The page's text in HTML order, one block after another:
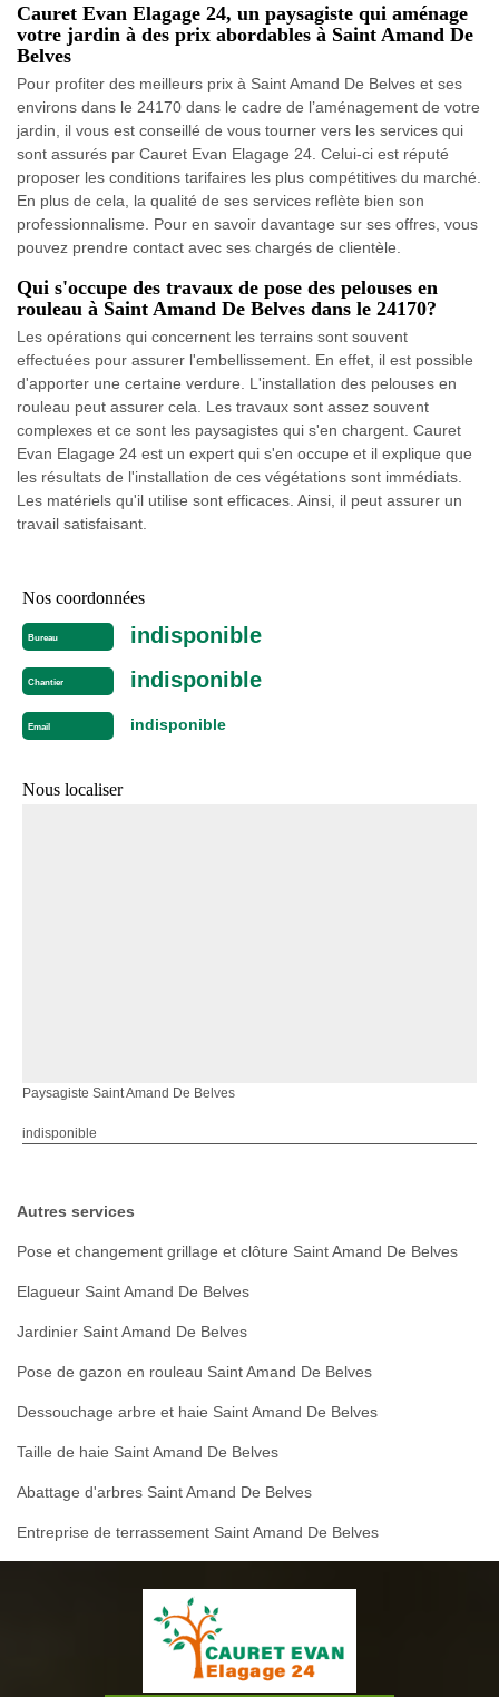
Cauret Evan Elagage 24, un paysagiste qui aménage
votre jardin à des prix abordables à Saint Amand De
Belves
Pour profiter des meilleurs prix à Saint Amand De Belves et ses
environs dans le 24170 dans le cadre de l’aménagement de votre
jardin, il vous est conseillé de vous tourner vers les services qui
sont assurés par Cauret Evan Elagage 24. Celui-ci est réputé
proposer les conditions tarifaires les plus compétitives du marché.
En plus de cela, la qualité de ses services reflète bien son
professionnalisme. Pour en savoir davantage sur ses offres, vous
pouvez prendre contact avec ses chargés de clientèle.
Qui s'occupe des travaux de pose des pelouses en
rouleau à Saint Amand De Belves dans le 24170?
Les opérations qui concernent les terrains sont souvent
effectuées pour assurer l'embellissement. En effet, il est possible
d'apporter une certaine verdure. L'installation des pelouses en
rouleau peut assurer cela. Les travaux sont assez souvent
complexes et ce sont les paysagistes qui s'en chargent. Cauret
Evan Elagage 24 est un expert qui s'en occupe et il explique que
les résultats de l'installation de ces végétations sont immédiats.
Les matériels qu'il utilise sont efficaces. Ainsi, il peut assurer un
travail satisfaisant.
Nos coordonnées
Bureau indisponible
Chantier indisponible
Email indisponible
Nous localiser
Paysagiste Saint Amand De Belves
indisponible
Autres services
Pose et changement grillage et clôture Saint Amand De Belves
Elagueur Saint Amand De Belves
Jardinier Saint Amand De Belves
Pose de gazon en rouleau Saint Amand De Belves
Dessouchage arbre et haie Saint Amand De Belves
Taille de haie Saint Amand De Belves
Abattage d'arbres Saint Amand De Belves
Entreprise de terrassement Saint Amand De Belves